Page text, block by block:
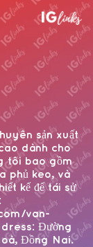
sản xuất
dành cho
tôi bao gồm
phủ keo, và
kế để tái sử
van-
Đường
Đồng Nai.